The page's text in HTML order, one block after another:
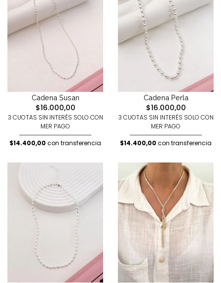
Cadena Susan
$16.000,00
3 CUOTAS SIN INTERÉS SOLO CON
MER PAGO
$14.400,00 con transferencia
Cadena Perla
$16.000,00
3 CUOTAS SIN INTERÉS SOLO CON
MER PAGO
$14.400,00 con transferencia